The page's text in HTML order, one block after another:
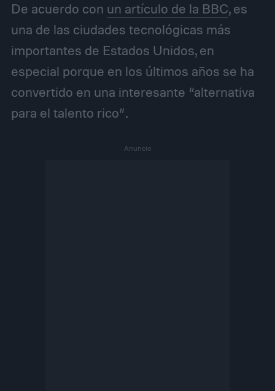
De acuerdo con un artículo de la BBC, es
una de las ciudades tecnológicas más
importantes de Estados Unidos, en
especial porque en los últimos años se ha
convertido en una interesante “alternativa
para el talento rico”.